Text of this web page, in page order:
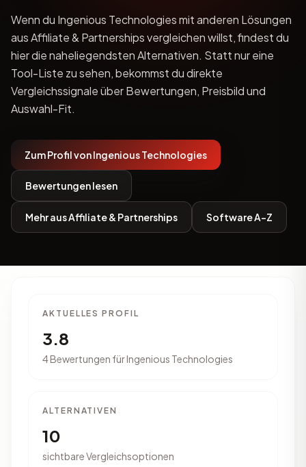
Wenn du Ingenious Technologies mit anderen Lösungen
aus Affiliate & Partnerships vergleichen willst, findest du
hier die naheliegendsten Alternativen. Statt nur eine
Tool-Liste zu sehen, bekommst du direkte
Vergleichssignale über Bewertungen, Preisbild und
Auswahl-Fit.
Zum Profil von Ingenious Technologies
Bewertungen lesen
Mehr aus Affiliate & Partnerships Software A-Z
AKTUELLES PROFIL
3.8
4 Bewertungen für Ingenious Technologies
ALTERNATIVEN
10
sichtbare Vergleichsoptionen